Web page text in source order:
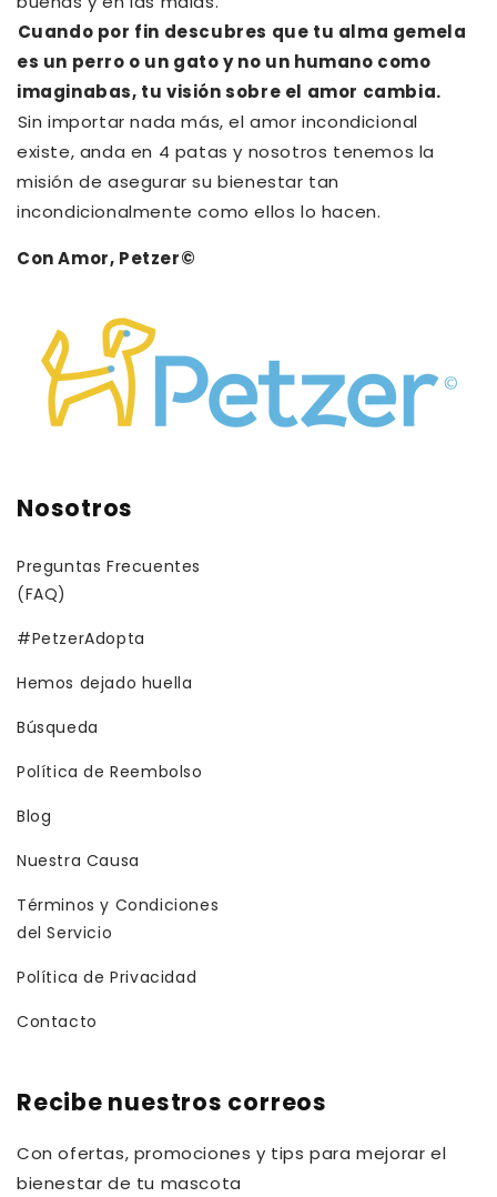
Cuando por fin descubres que tu alma gemela
es un perro o un gato y no un humano como
imaginabas, tu visión sobre el amor cambia.⁠
⁠Sin importar nada más, el amor incondicional
existe, anda en 4 patas y nosotros tenemos la
misión de asegurar su bienestar tan
incondicionalmente como ellos lo hacen.
Con Amor, Petzer©
Nosotros
Preguntas Frecuentes
(FAQ)
#PetzerAdopta
Hemos dejado huella
Búsqueda
Política de Reembolso
Blog
Nuestra Causa
Términos y Condiciones
del Servicio
Política de Privacidad
Contacto
Recibe nuestros correos
Con ofertas, promociones y tips para mejorar el
bienestar de tu mascota